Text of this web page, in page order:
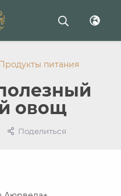
питания
овощ
Поделиться